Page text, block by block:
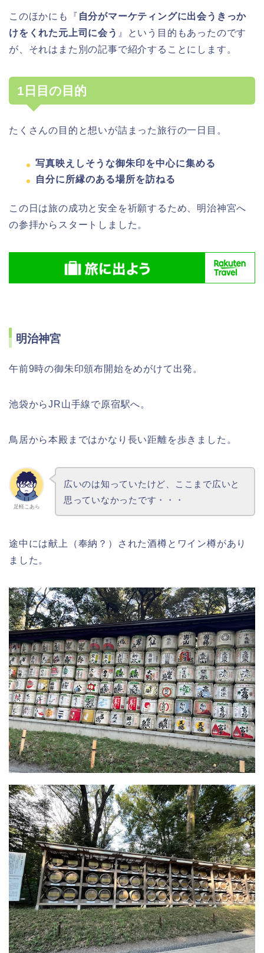
このほかにも『 自分がマーケティングに出会うきっか
けをくれた元上司に会う 』という目的もあったのです
が、それはまた別の記事で紹介することにします。
1日目の目的
たくさんの目的と想いが詰まった旅行の一日目。
写真映えしそうな御朱印を中心に集める
自分に所縁のある場所を訪ねる
この日は旅の成功と安全を祈願するため、明治神宮へ
の参拝からスタートしました。
明治神宮
午前9時の御朱印頒布開始をめがけて出発。
池袋からJR山手線で原宿駅へ。
鳥居から本殿まではかなり長い距離を歩きました。
足軽こあら
広いのは知っていたけど、ここまで広いと
思っていなかったです・・・
途中には献上（奉納？）された酒樽とワイン樽があり
ました。